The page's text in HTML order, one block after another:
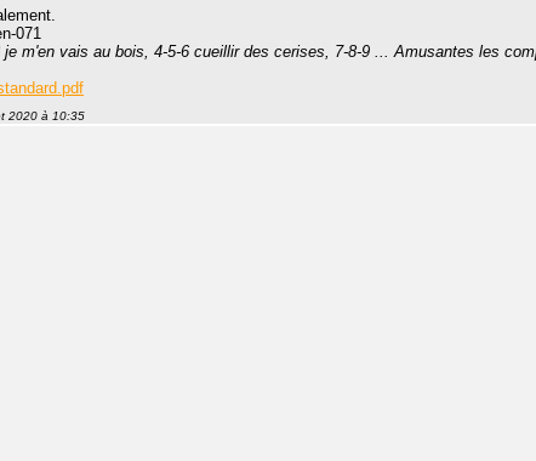
071
je m'en vais au bois, 4-5-6 cueillir des cerises, 7-8-9 ... Amusantes les
2020 à 10:35